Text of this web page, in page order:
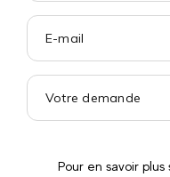
Pour en savoir